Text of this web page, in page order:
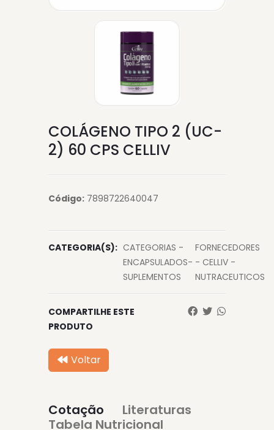
COLÁGENO TIPO 2 (UC-
2) 60 CPS CELLIV
Código: 7898722640047
CATEGORIA(S): CATEGORIAS -
ENCAPSULADOS-
SUPLEMENTOS
FORNECEDORES
- CELLIV -
NUTRACEUTICOS
COMPARTILHE ESTE
PRODUTO
Voltar
Cotação
Literaturas
Tabela Nutricional